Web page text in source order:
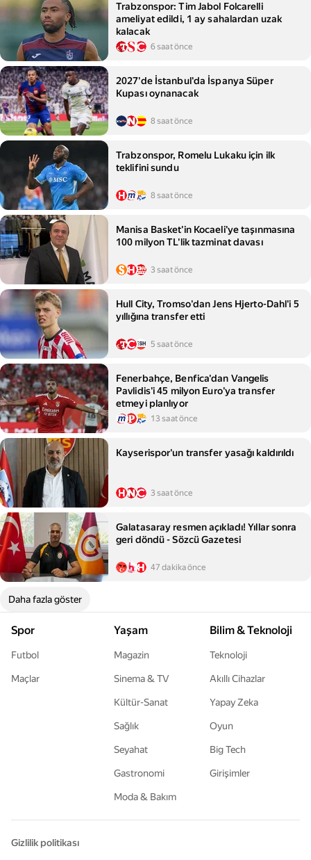
Trabzonspor: Tim Jabol Folcarelli
ameliyat edildi, 1 ay sahalardan uzak
kalacak
6 saat önce
2027'de İstanbul'da İspanya Süper
Kupası oynanacak
8 saat önce
Trabzonspor, Romelu Lukaku için ilk
teklifini sundu
8 saat önce
Manisa Basket'in Kocaeli'ye taşınmasına
100 milyon TL'lik tazminat davası
3 saat önce
Hull City, Tromso'dan Jens Hjerto-Dahl'i 5
yıllığına transfer etti
5 saat önce
Fenerbahçe, Benfica'dan Vangelis
Pavlidis'i 45 milyon Euro'ya transfer
etmeyi planlıyor
13 saat önce
Kayserispor'un transfer yasağı kaldırıldı
3 saat önce
Galatasaray resmen açıkladı! Yıllar sonra
geri döndü - Sözcü Gazetesi
47 dakika önce
Daha fazla göster
Spor
Futbol
Maçlar
Yaşam
Magazin
Sinema & TV
Kültür-Sanat
Sağlık
Seyahat
Gastronomi
Moda & Bakım
Bilim & Teknoloji
Teknoloji
Akıllı Cihazlar
Yapay Zeka
Oyun
Big Tech
Girişimler
Gizlilik politikası